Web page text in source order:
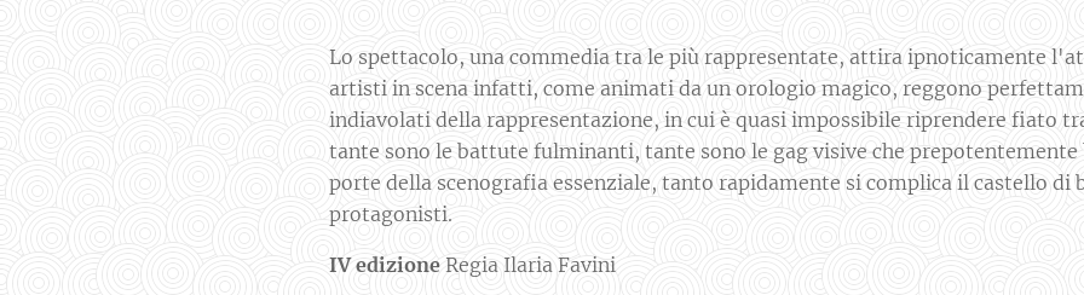
Lo spettacolo, una commedia tra le più rappresentate, attira ipnoticamente
artisti in scena infatti, come animati da un orologio magico, reggono
indiavolati della rappresentazione, in cui è quasi impossibile riprendere fiato
tante sono le battute fulminanti, tante sono le gag visive che prepotentemente
porte della scenografia essenziale, tanto rapidamente si complica il castello di
protagonisti.
IV edizione Regia Ilaria Favini